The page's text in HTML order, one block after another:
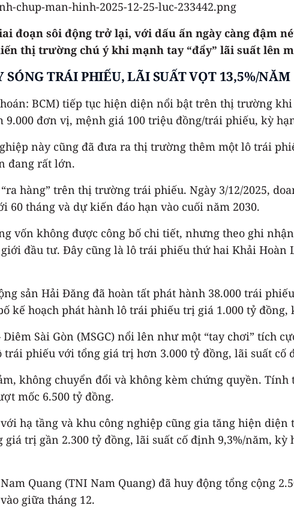
đoạn sôi động trở lại, với dấu ấn ngày càng đậm
thị trường chú ý khi mạnh tay “đẩy” lãi suất lên
SÓNG TRÁI PHIẾU, LÃI SUẤT VỌT 13,5%/NĂM
BCM) tiếp tục hiện diện nổi bật trên thị trường
đơn vị, mệnh giá 100 triệu đồng/trái phiếu, kỳ
này cũng đã đưa ra thị trường thêm một lô trái
đang rất lớn.
hàng” trên thị trường trái phiếu. Ngày 3/12/2025,
tháng và dự kiến đáo hạn vào cuối năm 2030.
vốn không được công bố chi tiết, nhưng theo ghi
đầu tư. Đây cũng là lô trái phiếu thứ hai Khải Hoàn
sản Hải Đăng đã hoàn tất phát hành 38.000 trái
kế hoạch phát hành lô trái phiếu trị giá 1.000 tỷ
Sài Gòn (MSGC) nổi lên như một “tay chơi” tích
phiếu với tổng giá trị hơn 3.000 tỷ đồng, lãi suất cố
không chuyển đổi và không kèm chứng quyền. Tính
mốc 6.500 tỷ đồng.
hạ tầng và khu công nghiệp cũng gia tăng hiện
trị gần 2.300 tỷ đồng, lãi suất cố định 9,3%/năm, kỳ
Quang (TNI Nam Quang) đã huy động tổng cộng
giữa tháng 12.